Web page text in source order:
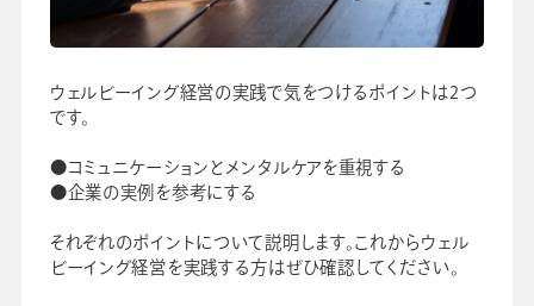
ウェルビーイング経営の実践で気をつけるポイントは2つ
です。
●コミュニケーションとメンタルケアを重視する
●企業の実例を参考にする
それぞれのポイントについて説明します。これからウェル
ビーイング経営を実践する方はぜひ確認してください。